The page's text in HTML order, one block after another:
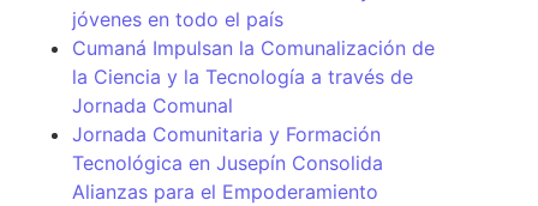
jóvenes en todo el país
Cumaná Impulsan la Comunalización de
la Ciencia y la Tecnología a través de
Jornada Comunal
Jornada Comunitaria y Formación
Tecnológica en Jusepín Consolida
Alianzas para el Empoderamiento